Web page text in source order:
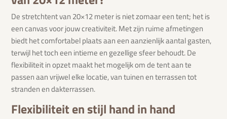
De stretchtent van 20×12 meter is niet zomaar een tent; het is
een canvas voor jouw creativiteit. Met zijn ruime afmetingen
biedt het comfortabel plaats aan een aanzienlijk aantal gasten,
terwijl het toch een intieme en gezellige sfeer behoudt. De
flexibiliteit in opzet maakt het mogelijk om de tent aan te
passen aan vrijwel elke locatie, van tuinen en terrassen tot
stranden en dakterrassen.
Flexibiliteit en stijl hand in hand